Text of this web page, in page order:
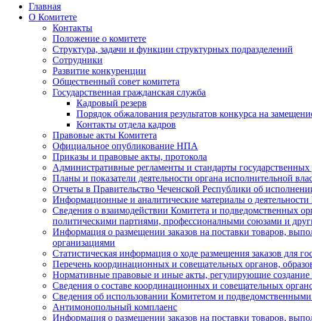
Главная
О Комитете
Контакты
Положение о комитете
Структура, задачи и функции структурных подразделений
Сотрудники
Развитие конкуренции
Общественный совет комитета
Государственная гражданская служба
Кадровый резерв
Порядок обжалования результатов конкурса на
Контакты отдела кадров
Правовые акты Комитета
Официальное опубликование НПА
Приказы и правовые акты, протокола
Административные регламенты и стандарты государственных
Планы и показатели деятельности органа исполнительной
Отчеты в Правительство Чеченской Республики об
Информационные и аналитические материалы о деятельности
Сведения о взаимодействии Комитета и подведомственных
политическими партиями, профессионалными союзами и
Информация о размещении заказов на поставки товаров,
организациями
Статистическая информация о ходе размещения заказов для
Перечень координационных и совещательных органов,
Нормативные правовые и иные акты, регулирующие
Сведения о составе координационных и совещательных
Сведения об использовании Комитетом и
Антимонопольный комплаенс
Информация о размещении заказов на поставки товаров,